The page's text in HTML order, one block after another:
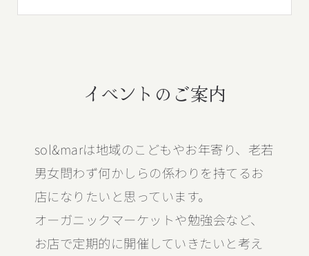
イベントのご案内
sol&marは地域のこどもやお年寄り、老若
男女問わず何かしらの係わりを持てるお
店になりたいと思っています。
オーガニックマーケットや勉強会など、
お店で定期的に開催していきたいと考え